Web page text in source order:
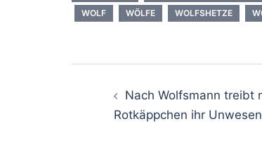
WOLF
WÖLFE WOLFSHETZE
Nach Wolfsmann treibt
Rotkäppchen ihr